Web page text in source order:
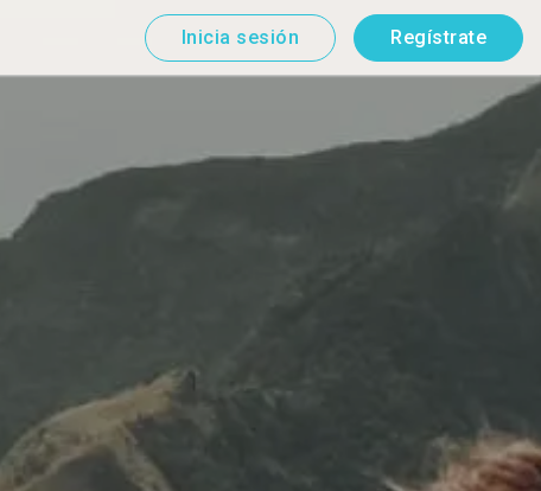
Inicia sesión Regístrate